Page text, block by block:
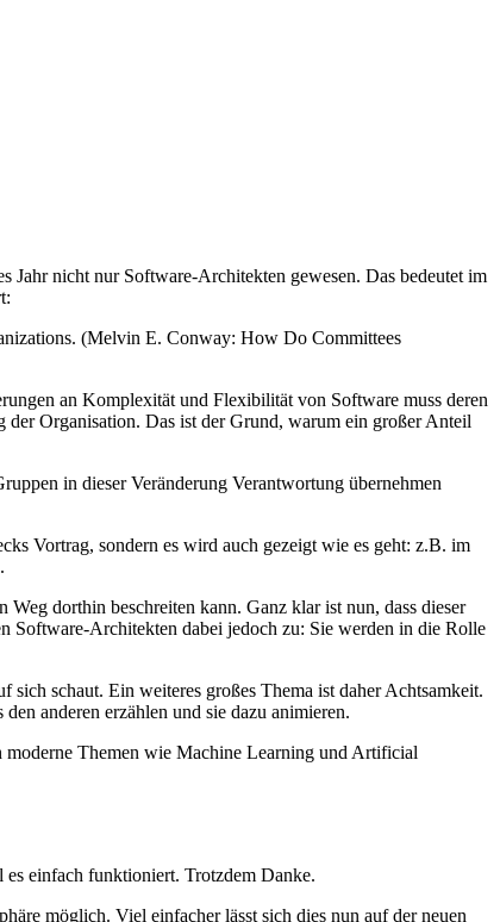
Jahr nicht nur Software-Architekten gewesen. Das bedeutet im
(Melvin E. Conway: How Do Committees
an Komplexität und Flexibilität von Software muss deren
Organisation. Das ist der Grund, warum ein großer Anteil
in dieser Veränderung Verantwortung übernehmen
Vortrag, sondern es wird auch gezeigt wie es geht: z.B. im
dorthin beschreiten kann. Ganz klar ist nun, dass dieser
Software-Architekten dabei jedoch zu: Sie werden in die Rolle
schaut. Ein weiteres großes Thema ist daher Achtsamkeit.
anderen erzählen und sie dazu animieren.
moderne Themen wie Machine Learning und Artificial
einfach funktioniert. Trotzdem Danke.
möglich. Viel einfacher lässt sich dies nun auf der neuen